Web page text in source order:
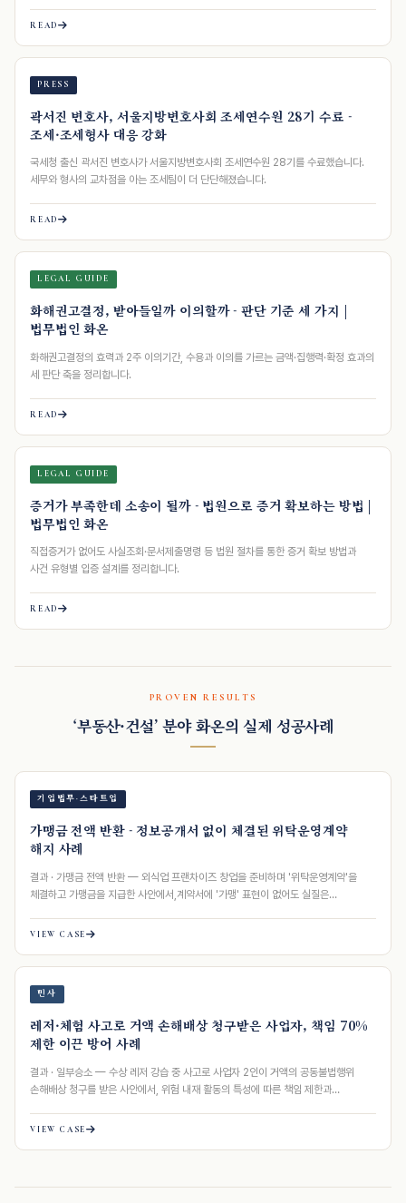
READ
PRESS
곽서진 변호사, 서울지방변호사회 조세연수원 28기 수료 -
조세·조세형사 대응 강화
국세청 출신 곽서진 변호사가 서울지방변호사회 조세연수원 28기를 수료했습니다.
세무와 형사의 교차점을 아는 조세팀이 더 단단해졌습니다.
READ
LEGAL GUIDE
화해권고결정, 받아들일까 이의할까 - 판단 기준 세 가지 |
법무법인 화온
화해권고결정의 효력과 2주 이의기간, 수용과 이의를 가르는 금액·집행력·확정 효과의
세 판단 축을 정리합니다.
READ
LEGAL GUIDE
증거가 부족한데 소송이 될까 - 법원으로 증거 확보하는 방법 |
법무법인 화온
직접증거가 없어도 사실조회·문서제출명령 등 법원 절차를 통한 증거 확보 방법과
사건 유형별 입증 설계를 정리합니다.
READ
PROVEN RESULTS
‘부동산·건설’ 분야 화온의 실제 성공사례
기업법무·스타트업
가맹금 전액 반환 - 정보공개서 없이 체결된 위탁운영계약
해지 사례
결과 · 가맹금 전액 반환 — 외식업 프랜차이즈 창업을 준비하며 '위탁운영계약'을
체결하고 가맹금을 지급한 사안에서,계약서에 '가맹' 표현이 없어도 실질은
VIEW CASE
민사
레저·체험 사고로 거액 손해배상 청구받은 사업자, 책임 70%
제한 이끈 방어 사례
결과 · 일부승소 — 수상 레저 강습 중 사고로 사업자 2인이 거액의 공동불법행위
손해배상 청구를 받은 사안에서, 위험 내재 활동의 특성에 따른 책임 제한과
VIEW CASE